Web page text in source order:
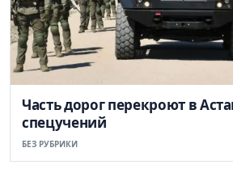
Часть дорог перекроют в
спецучений
БЕЗ РУБРИКИ